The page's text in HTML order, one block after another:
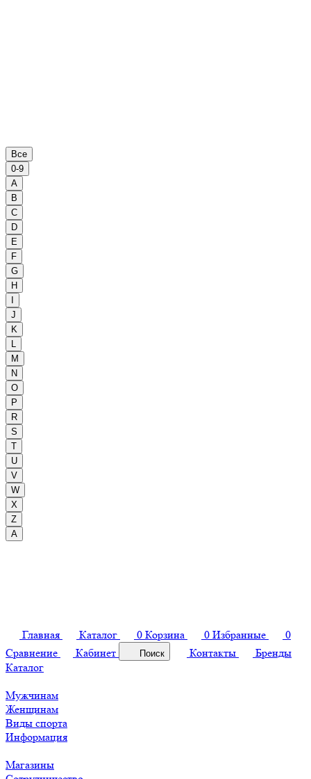
Все
0-9
A
B
C
D
E
F
G
H
J
K
M
N
O
P
R
S
T
U
V
W
X
Z
А
Главная Каталог 0 Корзина 0 Избранные
0
Сравнение
Кабинет Поиск Контакты
Бренды
Каталог
Мужчинам
Женщинам
Виды спорта
Информация
Магазины